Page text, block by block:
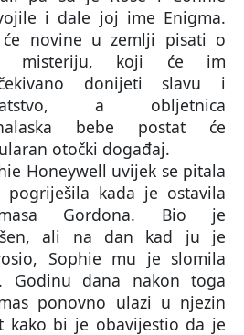
i dale joj ime Enigma.
će novine u zemlji pisati o
misteriju, koji će im
donijeti slavu i
a obljetnica
bebe postat će
otočki događaj.
Honeywell uvijek se pitala
kada je ostavila
Gordona. Bio je
ali na dan kad ju je
Sophie mu je slomila
Godinu dana nakon toga
ponovno ulazi u njezin
kako bi je obavijestio da je